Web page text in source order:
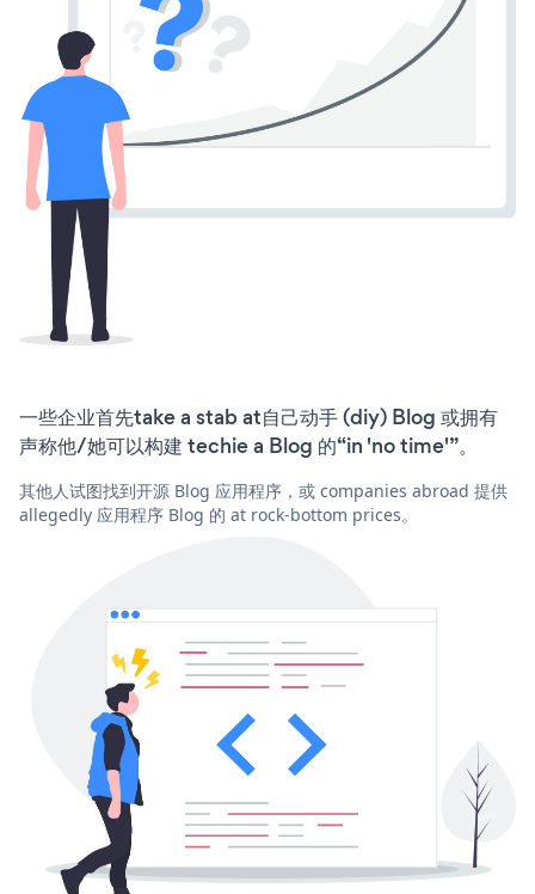
一些企业首先take a stab at自己动手 (diy) Blog 或拥有
声称他/她可以构建 techie a Blog 的“in 'no time'”。
其他人试图找到开源 Blog 应用程序，或 companies abroad 提供
allegedly 应用程序 Blog 的 at rock-bottom prices。